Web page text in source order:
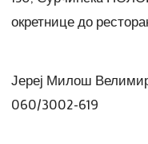
окретнице до
Јереј Милош
060/3002-619